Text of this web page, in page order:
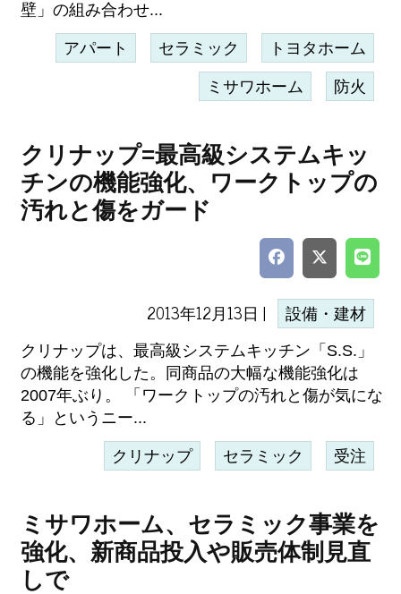
壁」の組み合わせ...
アパート セラミック トヨタホーム
ミサワホーム 防火
クリナップ=最高級システムキッ
チンの機能強化、ワークトップの
汚れと傷をガード
2013年12月13日 | 設備・建材
クリナップは、最高級システムキッチン「S.S.」
の機能を強化した。同商品の大幅な機能強化は
2007年ぶり。 「ワークトップの汚れと傷が気にな
る」というニー...
クリナップ セラミック 受注
ミサワホーム、セラミック事業を
強化、新商品投入や販売体制見直
しで